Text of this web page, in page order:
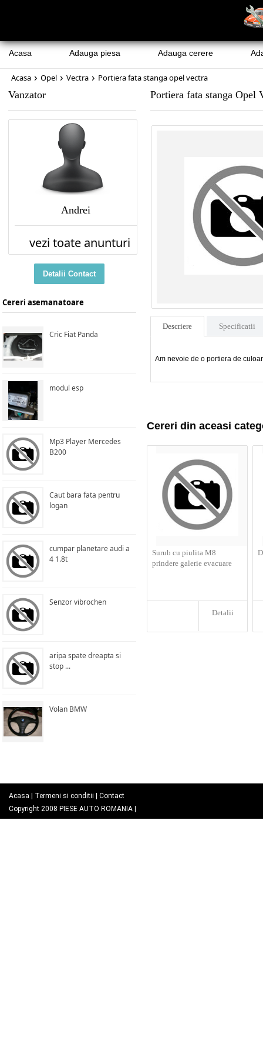
Acasa Adauga piesa Adauga cerere
Acasa › Opel › Vectra › Portiera fata stanga opel vectra
Vanzator
Andrei
vezi toate anunturi
Detalii Contact
Cereri asemanatoare
Cric Fiat Panda
modul esp
Mp3 Player Mercedes
B200
Caut bara fata pentru
logan
cumpar planetare audi a
4 1.8t
Senzor vibrochen
aripa spate dreapta si
stop ...
Volan BMW
Portiera fata stanga Opel
Descriere Specificatii
Am nevoie de o portiera de
Cereri din aceasi
Surub cu piulita M8
prindere galerie evacuare
Detalii
Acasa Termeni si conditii
Contact
Copyright 2008 PIESE AUTO ROMANIA